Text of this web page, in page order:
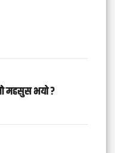
महसुस भयो ?